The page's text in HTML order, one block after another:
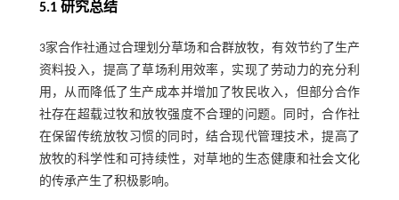
5.1 研究总结
3家合作社通过合理划分草场和合群放牧，有效节约了生产
资料投入，提高了草场利用效率，实现了劳动力的充分利
用，从而降低了生产成本并增加了牧民收入，但部分合作
社存在超载过牧和放牧强度不合理的问题。同时，合作社
在保留传统放牧习惯的同时，结合现代管理技术，提高了
放牧的科学性和可持续性，对草地的生态健康和社会文化
的传承产生了积极影响。